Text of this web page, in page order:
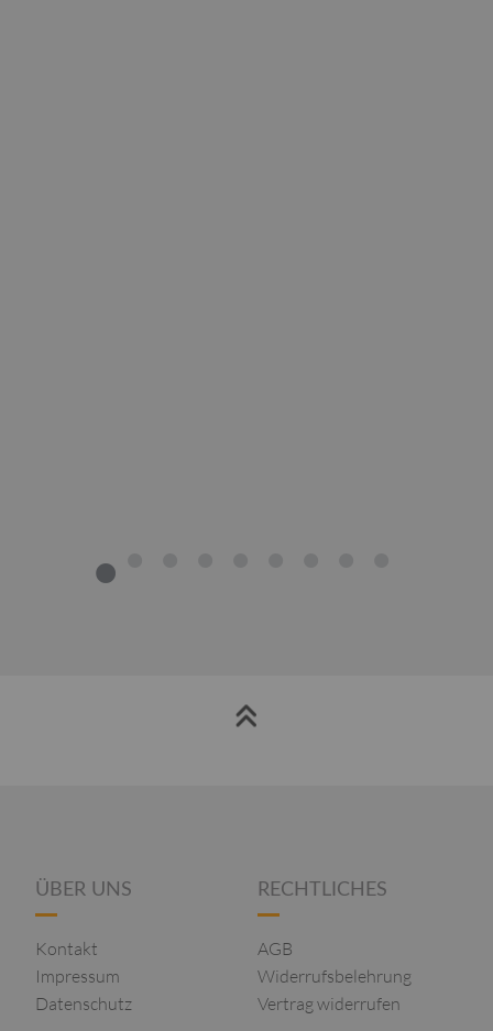
1
ÜBER UNS
Kontakt
Impressum
Datenschutz
RECHTLICHES
AGB
Widerrufsbelehrung
Vertrag widerrufen